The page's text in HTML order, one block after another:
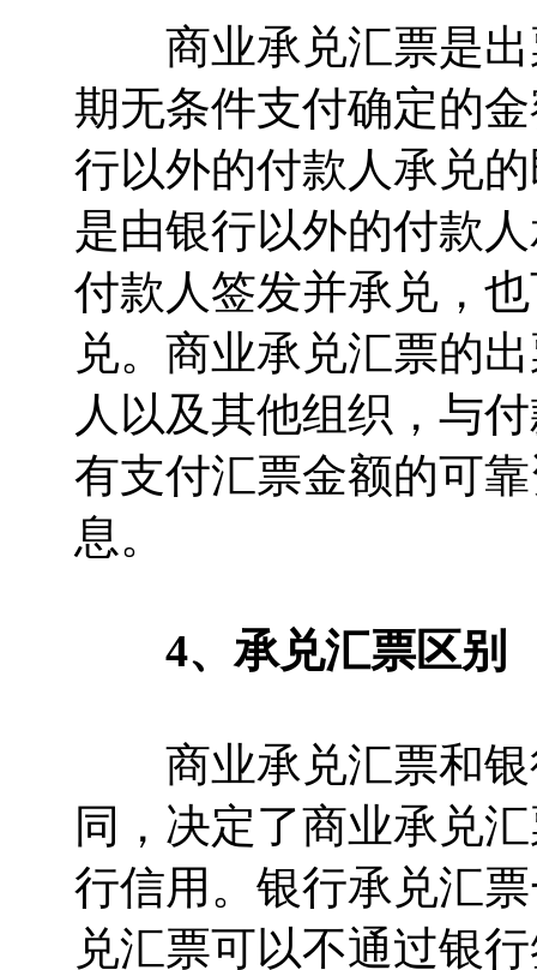
商业承兑汇票是出
期无条件支付确定的
行以外的付款人承兑
是由银行以外的付款
付款人签发并承兑，
兑。商业承兑汇票的
人以及其他组织，与
有支付汇票金额的可
息。
4、承兑汇票区别
商业承兑汇票和银
同，决定了商业承兑
行信用。银行承兑汇
兑汇票可以不通过银